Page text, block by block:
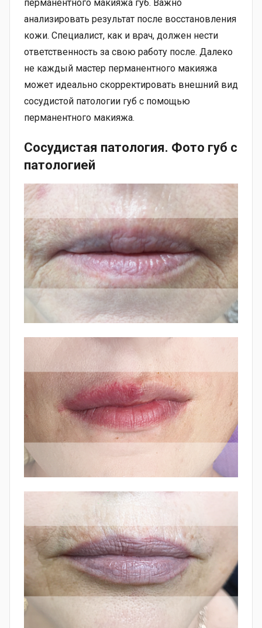
перманентного макияжа губ. Важно
анализировать результат после восстановления
кожи. Специалист, как и врач, должен нести
ответственность за свою работу после. Далеко
не каждый мастер перманентного макияжа
может идеально скорректировать внешний вид
сосудистой патологии губ с помощью
перманентного макияжа.
Сосудистая патология. Фото губ с
патологией